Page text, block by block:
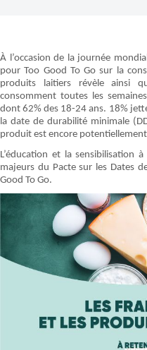
À l’occasion de la journée
pour Too Good To Go sur la
produits laitiers révèle ainsi
consomment toutes les
dont 62% des 18-24 ans. 18%
la date de durabilité minimale
produit est encore
L’éducation et la sensibilisation
majeurs du Pacte sur les Dates
Good To Go.